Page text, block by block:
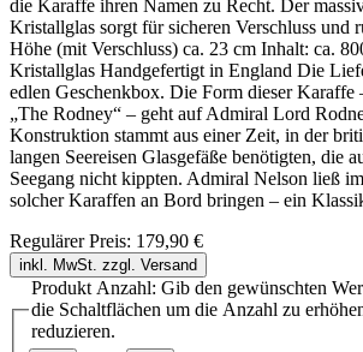
die Karaffe ihren Namen zu Recht. Der
Kristallglas sorgt für sicheren Verschluss und
Höhe (mit Verschluss) ca. 23 cm Inhalt: ca.
Kristallglas Handgefertigt in England Die
edlen Geschenkbox. Die Form dieser Karaffe
„The Rodney“ – geht auf Admiral Lord
Konstruktion stammt aus einer Zeit, in der
langen Seereisen Glasgefäße benötigten, die
Seegang nicht kippten. Admiral Nelson ließ
solcher Karaffen an Bord bringen – ein
Regulärer Preis: 179,90 €
inkl. MwSt. zzgl. Versand
Produkt Anzahl: Gib den gewünschten
die Schaltflächen um die Anzahl zu
reduzieren.